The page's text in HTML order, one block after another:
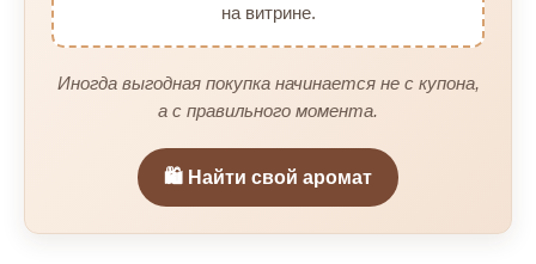
на витрине.
Иногда выгодная покупка начинается не с купона,
а с правильного момента.
🛍️ Найти свой аромат